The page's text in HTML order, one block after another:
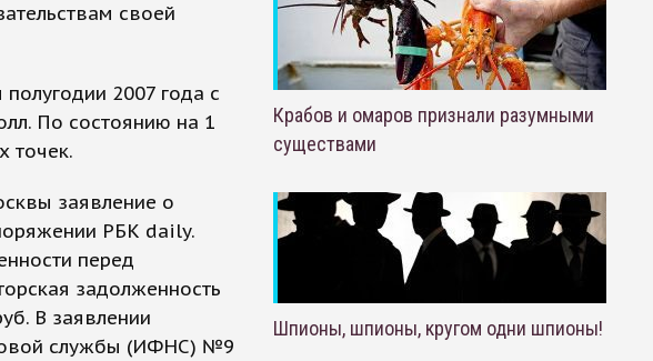
своей
2007 года с
По состоянию на 1
точек.
заявление о
РБК daily.
перед
задолженность
В заявлении
службы (ИФНС) №9
Крабов и омаров признали разумными
существами
Шпионы, шпионы, кругом одни шпионы!